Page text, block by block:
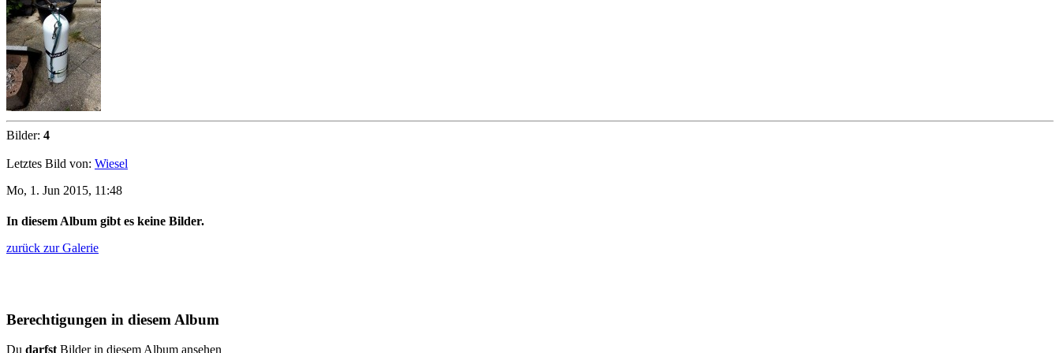
Bilder: 4
Letztes Bild von: Wiesel
Mo, 1. Jun 2015, 11:48
In diesem Album gibt es keine Bilder.
zurück zur Galerie
Berechtigungen in diesem Album
Du darfst Bilder in diesem Album ansehen